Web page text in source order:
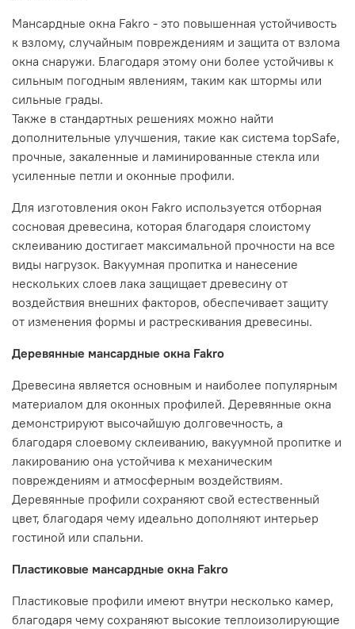
Мансардные окна Fakro - это повышенная устойчивость
к взлому, случайным повреждениям и защита от взлома
окна снаружи. Благодаря этому они более устойчивы к
сильным погодным явлениям, таким как штормы или
сильные грады.
Также в стандартных решениях можно найти
дополнительные улучшения, такие как система topSafe,
прочные, закаленные и ламинированные стекла или
усиленные петли и оконные профили.
Для изготовления окон Fakro используется отборная
сосновая древесина, которая благодаря слоистому
склеиванию достигает максимальной прочности на все
виды нагрузок. Вакуумная пропитка и нанесение
нескольких слоев лака защищает древесину от
воздействия внешних факторов, обеспечивает защиту
от изменения формы и растрескивания древесины.
Деревянные мансардные окна Fakro
Древесина является основным и наиболее популярным
материалом для оконных профилей. Деревянные окна
демонстрируют высочайшую долговечность, а
благодаря слоевому склеиванию, вакуумной пропитке и
лакированию она устойчива к механическим
повреждениям и атмосферным воздействиям.
Деревянные профили сохраняют свой естественный
цвет, благодаря чему идеально дополняют интерьер
гостиной или спальни.
Пластиковые мансардные окна Fakro
Пластиковые профили имеют внутри несколько камер,
благодаря чему сохраняют высокие теплоизолирующие